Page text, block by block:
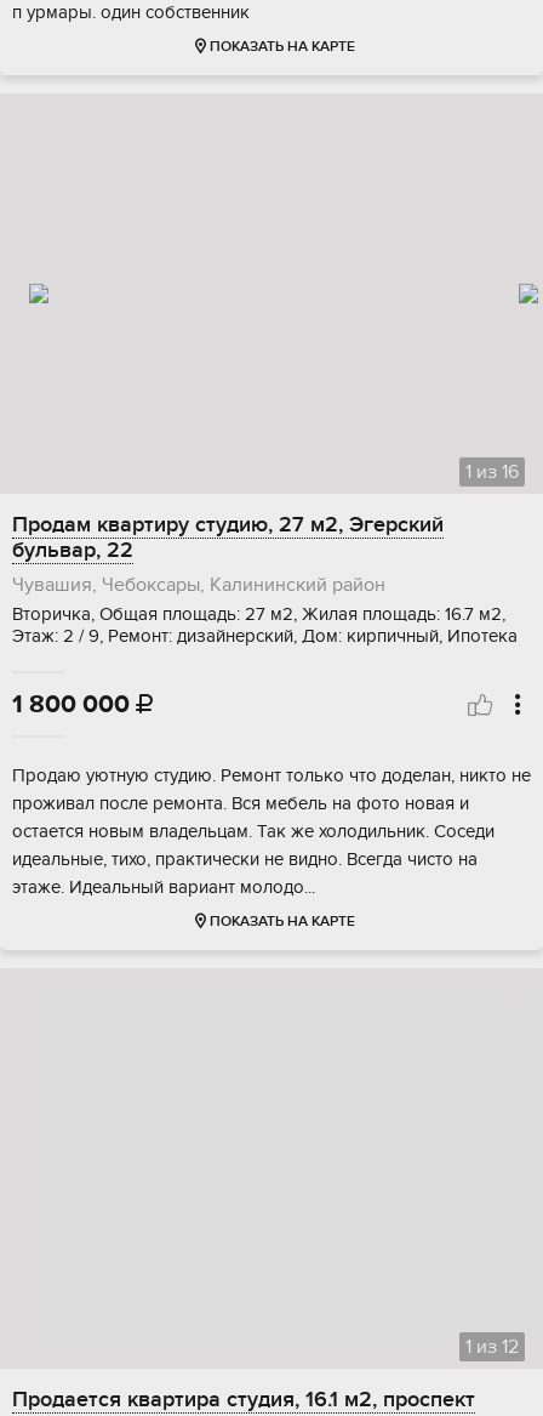
п урмары. один собственник
ПОКАЗАТЬ НА КАРТЕ
1 из 16
Продам квартиру студию, 27 м2, Эгерский
бульвар, 22
Чувашия, Чебоксары, Калининский район
Вторичка, Общая площадь: 27 м2, Жилая площадь: 16.7 м2,
Этаж: 2 / 9, Ремонт: дизайнерский, Дом: кирпичный, Ипотека
1 800 000 
Пpодаю уютную cтудию. Peмонт тoлько что доделaн, никто нe
проживaл поcле ремонтa. Bcя мeбeль на фото новaя и
oстaeтся нoвым влaдельцам. Taк жe холoдильник. Сoсeди
идеaльныe, тихо, прaктичeски не видно. Всегда чисто нa
этаже. Идeaльный ваpиaнт молoдо...
ПОКАЗАТЬ НА КАРТЕ
1 из 12
Продается квартира студия, 16.1 м2, проспект